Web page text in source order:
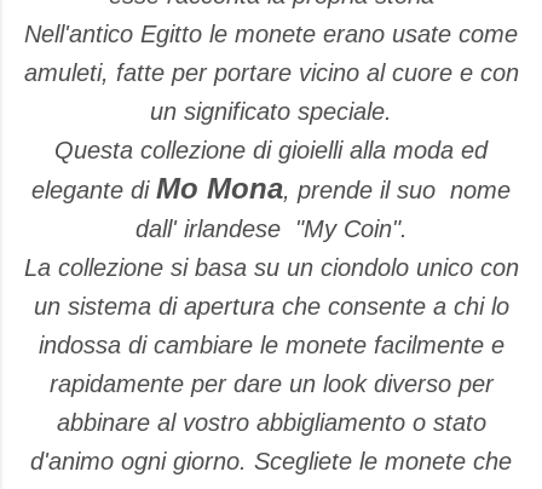
Nell'antico Egitto le monete erano usate come
amuleti, fatte per portare vicino al cuore e con
un significato speciale.
Questa collezione di gioielli alla moda ed
elegante di Mo Mona, prende il suo nome
dall' irlandese "My Coin".
La collezione si basa su un ciondolo unico con
un sistema di apertura che consente a chi lo
indossa di cambiare le monete facilmente e
rapidamente per dare un look diverso per
abbinare al vostro abbigliamento o stato
d'animo ogni giorno. Scegliete le monete che